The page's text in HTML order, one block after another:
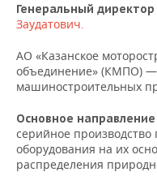
ВУЗЫ ТАТАРСТАНА
КОМУ
ТОРГОВЫЕ ЦЕНТРЫ
ТАТАРСТАНА
БАНКИ
БЮДЖЕТ
ИНВЕСТИЦИИ
АГРОПРОМ
МАШИНОСТРОЕНИЕ
НЕФТЬ
ОПК
НОВОСТИ
АВТО
НОВОСТИ АВТО
БИЗНЕС
НОВОСТИ БИЗНЕСА
РОЗНИЧНАЯ
ТРАНСПОРТ
ТЕХНОЛОГИИ
НОВОСТИ
IT
МЕРОПРИЯТИЯ
НОВОСТИ
СПОРТ
Генеральный директор
Заудатович.
АО «Казанское
объединение» (КМПО)
машиностроительных
Основное
серийное производство
оборудования на их
распределения